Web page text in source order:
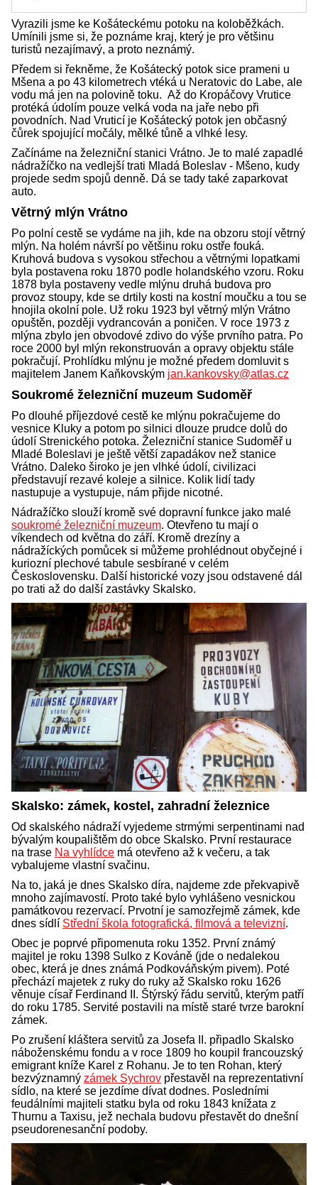
Vyrazili jsme ke Košáteckému potoku na koloběžkách.
Umínili jsme si, že poznáme kraj, který je pro většinu
turistů nezajímavý, a proto neznámý.
Předem si řekněme, že Košátecký potok sice prameni u
Mšena a po 43 kilometrech vtéká u Neratovic do Labe, ale
vodu má jen na polovině toku. Až do Kropáčovy Vrutice
protéká údolím pouze velká voda na jaře nebo při
povodních. Nad Vruticí je Košátecký potok jen občasný
čůrek spojující močály, mělké tůně a vlhké lesy.
Začínáme na železniční stanici Vrátno. Je to malé zapadlé
nádražíčko na vedlejší trati Mladá Boleslav - Mšeno, kudy
projede sedm spojů denně. Dá se tady také zaparkovat
auto.
Větrný mlýn Vrátno
Po polní cestě se vydáme na jih, kde na obzoru stojí větrný
mlýn. Na holém návrší po většinu roku ostře fouká.
Kruhová budova s vysokou střechou a větrnými lopatkami
byla postavena roku 1870 podle holandského vzoru. Roku
1878 byla postaveny vedle mlýnu druhá budova pro
provoz stoupy, kde se drtily kosti na kostní moučku a tou se
hnojila okolní pole. Už roku 1923 byl větrný mlýn Vrátno
opuštěn, později vydrancován a poničen. V roce 1973 z
mlýna zbylo jen obvodové zdivo do výše prvního patra. Po
roce 2000 byl mlýn rekonstruován a opravy objektu stále
pokračují. Prohlídku mlýnu je možné předem domluvit s
majitelem Janem Kaňkovským jan.kankovsky@atlas.cz
Soukromé železniční muzeum Sudoměř
Po dlouhé příjezdové cestě ke mlýnu pokračujeme do
vesnice Kluky a potom po silnici dlouze prudce dolů do
údolí Strenického potoka. Železniční stanice Sudoměř u
Mladé Boleslavi je ještě větší zapadákov než stanice
Vrátno. Daleko široko je jen vlhké údolí, civilizaci
představují rezavé koleje a silnice. Kolik lidí tady
nastupuje a vystupuje, nám přijde nicotné.
Nádražíčko slouží kromě své dopravní funkce jako malé
soukromé železniční muzeum. Otevřeno tu mají o
víkendech od května do září. Kromě drezíny a
nádražíckých pomůcek si můžeme prohlédnout obyčejné i
kuriozní plechové tabule sesbírané v celém
Československu. Další historické vozy jsou odstavené dál
po trati až do další zastávky Skalsko.
Skalsko: zámek, kostel, zahradní železnice
Od skalského nádraží vyjedeme strmými serpentinami nad
bývalým koupalištěm do obce Skalsko. První restaurace
na trase Na vyhlídce má otevřeno až k večeru, a tak
vybalujeme vlastní svačinu.
Na to, jaká je dnes Skalsko díra, najdeme zde překvapivě
mnoho zajímavostí. Proto také bylo vyhlášeno vesnickou
památkovou rezervací. Prvotní je samozřejmě zámek, kde
dnes sídlí Střední škola fotografická, filmová a televizní.
Obec je poprvé připomenuta roku 1352. První známý
majitel je roku 1398 Sulko z Kováně (jde o nedalekou
obec, která je dnes známá Podkováňským pivem). Poté
přechází majetek z ruky do ruky až Skalsko roku 1626
věnuje císař Ferdinand II. Štýrský řádu servitů, kterým patří
do roku 1785. Servité postavili na místě staré tvrze barokní
zámek.
Po zrušení kláštera servitů za Josefa II. připadlo Skalsko
náboženskému fondu a v roce 1809 ho koupil francouzský
emigrant kníže Karel z Rohanu. Je to ten Rohan, který
bezvýznamný zámek Sychrov přestavěl na reprezentativní
sídlo, na které se jezdíme dívat dodnes. Posledními
feudálními majiteli statku byla od roku 1843 knížata z
Thurnu a Taxisu, jež nechala budovu přestavět do dnešní
pseudorenesanční podoby.